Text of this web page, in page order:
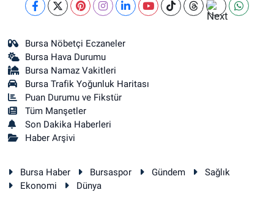
Bursa Nöbetçi Eczaneler
Bursa Hava Durumu
Bursa Namaz Vakitleri
Bursa Trafik Yoğunluk Haritası
Puan Durumu ve Fikstür
Tüm Manşetler
Son Dakika Haberleri
Haber Arşivi
Bursa Haber Bursaspor Gündem
Sağlık
Ekonomi
Dünya